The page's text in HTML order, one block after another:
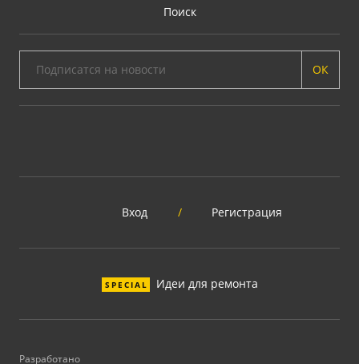
Поиск
ОК
Вход / Регистрация
SPECIAL Идеи для ремонта
Разработано